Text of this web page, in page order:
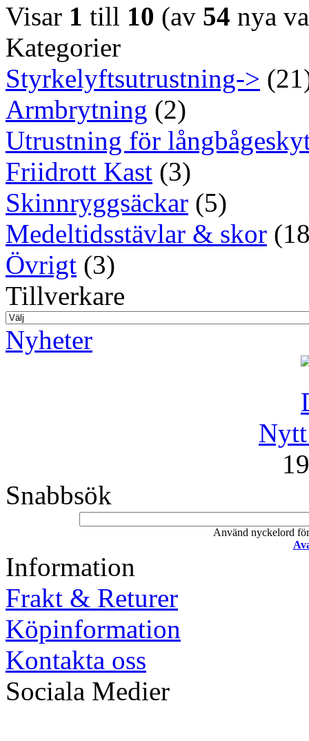
Visar 1 till 10 (av 54 nya
Kategorier
Styrkelyftsutrustning->
Armbrytning (2)
Utrustning för
Friidrott Kast (3)
Skinnryggsäckar (5)
Medeltidsstävlar & skor
Övrigt (3)
Tillverkare
Nyheter
Snabbsök
Använd nyckelord
Information
Frakt & Returer
Köpinformation
Kontakta oss
Sociala Medier